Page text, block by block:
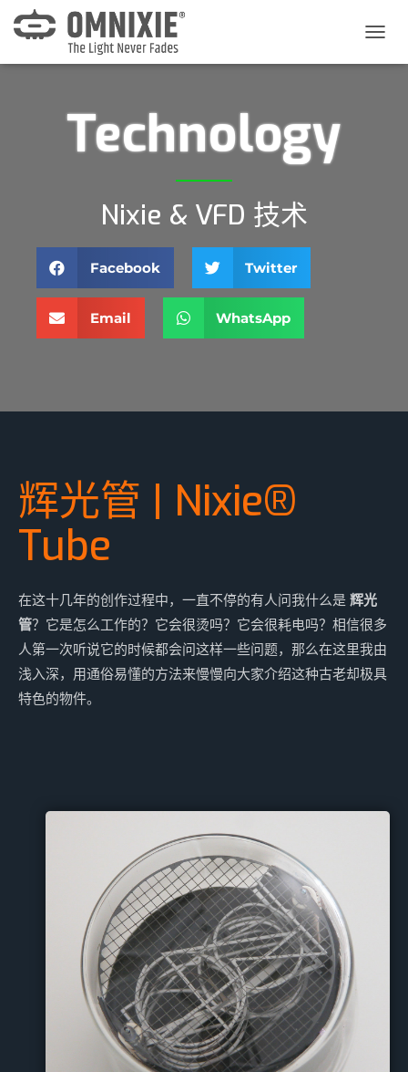
换
Technology
Nixie & VFD 技术
Facebook Twitter
Email WhatsApp
辉光管 | Nixie®
Tube
在这十几年的创作过程中，一直不停的有人问我什么是 辉光
管？它是怎么工作的？它会很烫吗？它会很耗电吗？相信很多
人第一次听说它的时候都会问这样一些问题，那么在这里我由
浅入深，用通俗易懂的方法来慢慢向大家介绍这种古老却极具
特色的物件。